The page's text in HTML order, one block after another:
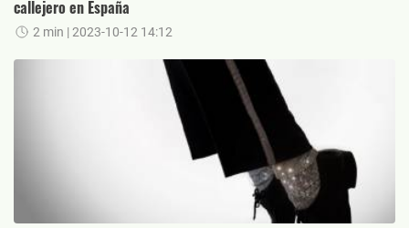
callejero en España
2 min | 2023-10-12 14:12